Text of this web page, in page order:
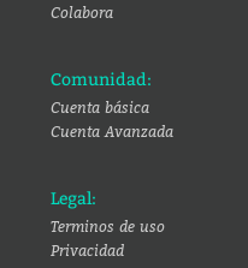
Colabora
Comunidad:
Cuenta básica
Cuenta Avanzada
Legal:
Terminos de uso
Privacidad